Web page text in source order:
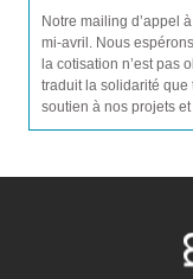
Notre mailing d’appel
mi-avril. Nous
la cotisation n’est pas
traduit la solidarité que
soutien à nos projets